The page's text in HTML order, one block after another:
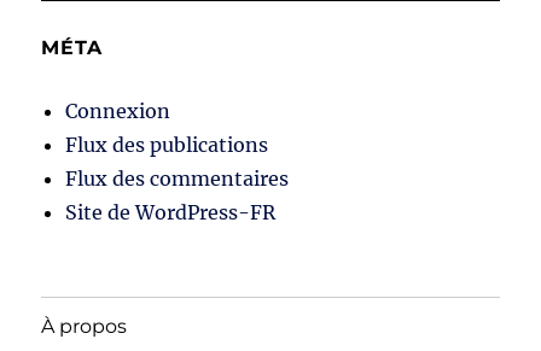
MÉTA
Connexion
Flux des publications
Flux des commentaires
Site de WordPress-FR
À propos